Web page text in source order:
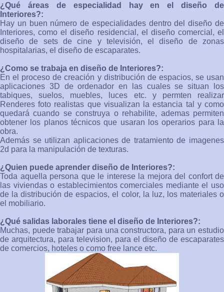
¿Qué áreas de especialidad hay en el diseño de
Interiores?:
Hay un buen número de especialidades dentro del diseño de
Interiores, como el diseño residencial, el diseño comercial, el
diseño de sets de cine y televisión, el diseño de zonas
hospitalarias, el diseño de escaparates.
¿Como se trabaja en diseño de Interiores?:
En el proceso de creación y distribución de espacios, se usan
aplicaciones 3D de ordenador en las cuales se situan los
tabiques, suelos, muebles, luces etc. y permten realizar
Renderes foto realistas que visualizan la estancia tal y como
quedará cuando se construya o rehabilite, ademas permiten
obtener los planos técnicos que usaran los operarios para la
obra.
Además se utilizan aplicaciones de tratamiento de imagenes
2d para la manipulación de texturas.
¿Quien puede aprender diseño de Interiores?:
Toda aquella persona que le interese la mejora del confort de
las viviendas o establecimientos comerciales mediante el uso
de la distribución de espacios, el color, la luz, los materiales o
el mobiliario.
¿Qué salidas laborales tiene el diseño de Interiores?:
Muchas, puede trabajar para una constructora, para un estudio
de arquitectura, para television, para el diseño de escaparates
de comercios, hoteles o como free lance etc.